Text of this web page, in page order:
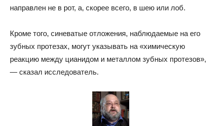
направлен не в рот, а, скорее всего, в шею или лоб.
Кроме того, синеватые отложения, наблюдаемые на его
зубных протезах, могут указывать на «химическую
реакцию между цианидом и металлом зубных протезов»,
— сказал исследователь.